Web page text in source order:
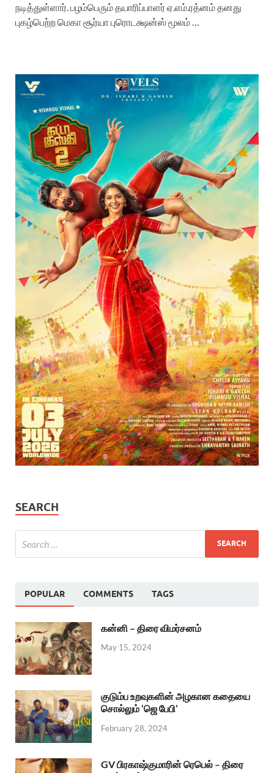
நடித்துள்ளார். பழம்பெரும் தயாரிப்பாளர் ஏ.எம்.ரத்னம் தனது
புகழ்பெற்ற மெகா சூர்யா புரொடக்ஷன்ஸ் மூலம் …
SEARCH
POPULAR COMMENTS TAGS
கன்னி – திரை விமர்சனம்
May 15, 2024
குடும்ப உறவுகளின் அழகான கதையை
சொல்லும் ‘ஜெ பேபி’
February 28, 2024
GV பிரகாஷ்குமாரின் ரெபெல் – திரை